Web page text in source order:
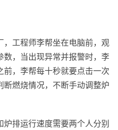
，工程师李帮坐在电脑前，观
，当出现异常并报警时，李
，李帮每十秒就要点击一次
断燃烧情况，不断手动调整炉
炉排运行速度需要两个人分别